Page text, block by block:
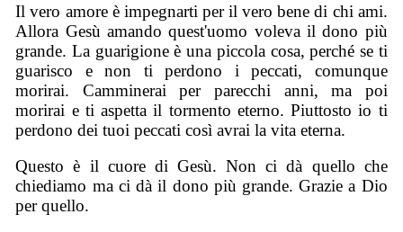
Il vero amore è impegnarti per il vero bene di chi ami.
Allora Gesù amando quest'uomo voleva il dono più
grande. La guarigione è una piccola cosa, perché se ti
guarisco e non ti perdono i peccati, comunque
morirai. Camminerai per parecchi anni, ma poi
morirai e ti aspetta il tormento eterno. Piuttosto io ti
perdono dei tuoi peccati così avrai la vita eterna.
Questo è il cuore di Gesù. Non ci dà quello che
chiediamo ma ci dà il dono più grande. Grazie a Dio
per quello.